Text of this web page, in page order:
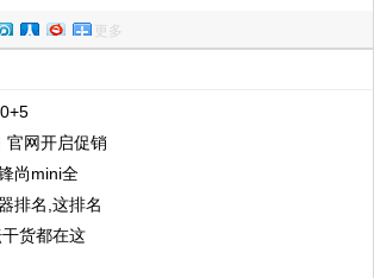
更多
官网开启促销
尚mini全
排名,这排名
货都在这